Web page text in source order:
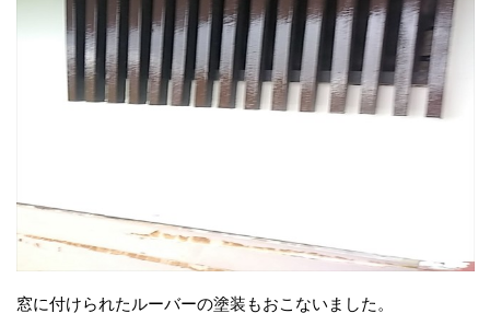
窓に付けられたルーバーの塗装もおこないました。